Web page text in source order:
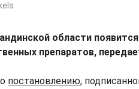
области
препаратов,
постановлению,